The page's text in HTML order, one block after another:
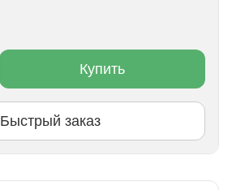
Купить
Быстрый заказ